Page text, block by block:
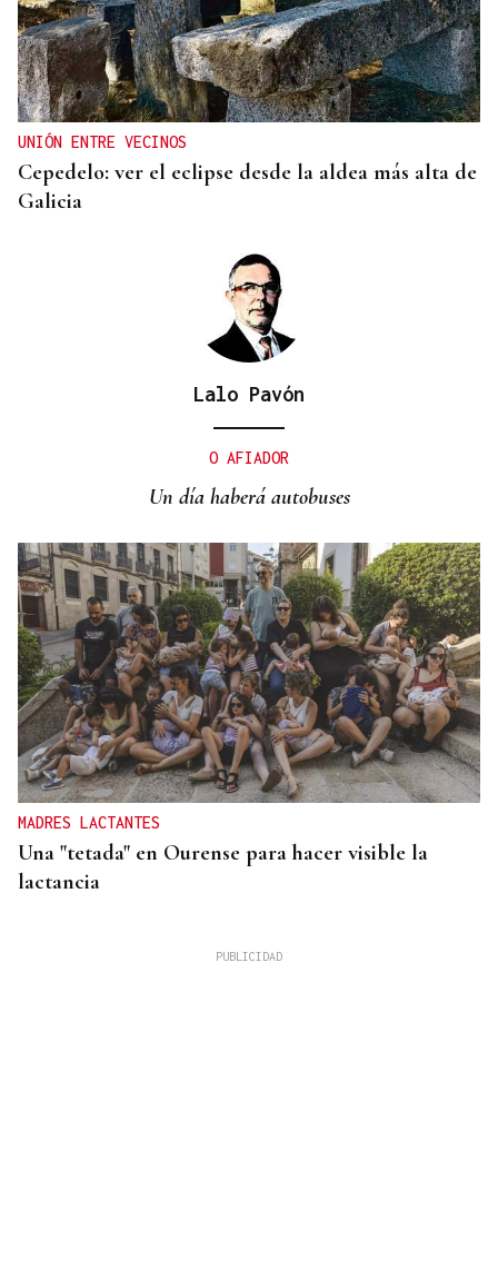
COLABORACIÓN POLICIAL
La A-52, a su paso por Ourense, escenario de la
huida frustrada a gran velocidad de un grupo
criminal
UNIÓN ENTRE VECINOS
Cepedelo: ver el eclipse desde la aldea más alta de
Galicia
Lalo Pavón
O AFIADOR
Un día haberá autobuses
MADRES LACTANTES
Una "tetada" en Ourense para hacer visible la
lactancia